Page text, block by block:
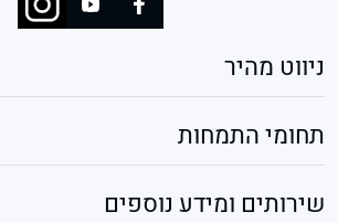
ניווט מהיר
תחומי התמחות
שירותים ומידע נוספים